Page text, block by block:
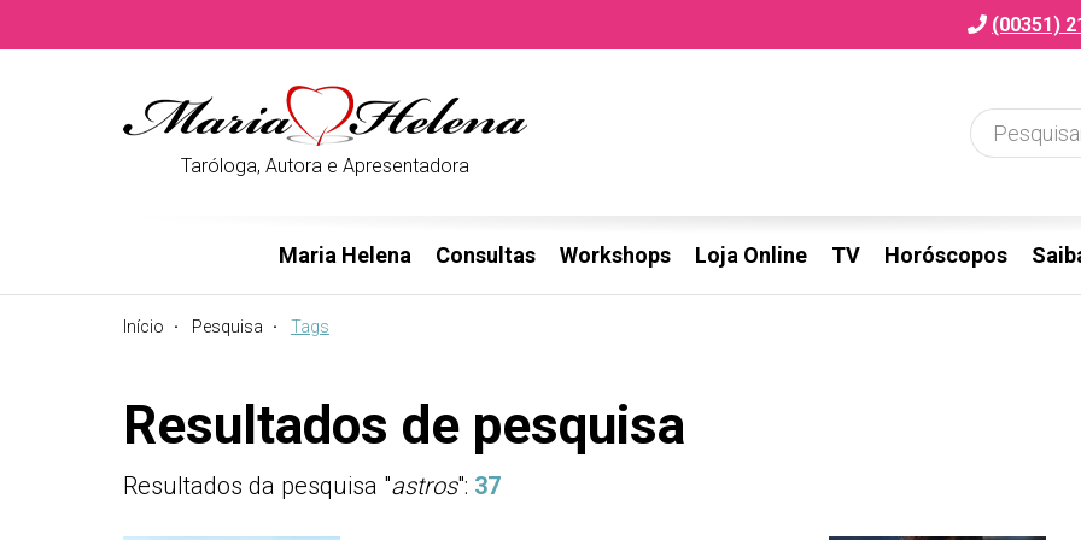
(00351)
Taróloga, Autora e Apresentadora
Maria Helena Consultas Workshops Loja Online TV Horóscopos
Início Pesquisa Tags
Resultados de pesquisa
Resultados da pesquisa "astros": 37